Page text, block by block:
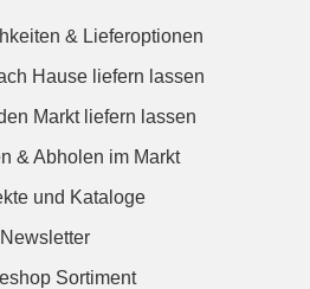
& Lieferoptionen
Hause liefern lassen
Markt liefern lassen
& Abholen im Markt
und Kataloge
Newsletter
Sortiment